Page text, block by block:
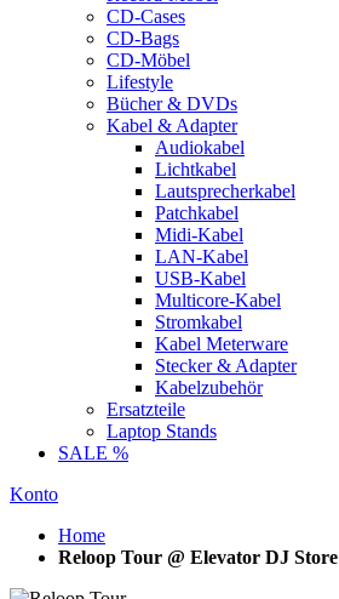
CD-Cases
CD-Bags
CD-Möbel
Lifestyle
Bücher & DVDs
Kabel & Adapter
Audiokabel
Lichtkabel
Lautsprecherkabel
Patchkabel
Midi-Kabel
LAN-Kabel
USB-Kabel
Multicore-Kabel
Stromkabel
Kabel Meterware
Stecker & Adapter
Kabelzubehör
Ersatzteile
Laptop Stands
SALE %
Konto
Home
Reloop Tour @ Elevator DJ Store